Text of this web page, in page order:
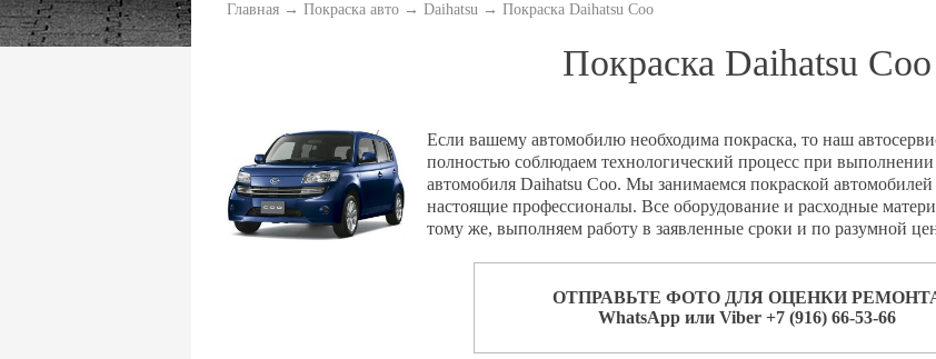
Главная → Покраска авто → Daihatsu → Покраска Daihatsu Coo
Покраска Daihatsu Coo
Если вашему автомобилю необходима покраска, то наш
полностью соблюдаем технологический процесс при
автомобиля Daihatsu Coo. Мы занимаемся покраской автомобилей
настоящие профессионалы. Все оборудование и расходные
тому же, выполняем работу в заявленные сроки и по разумной
ОТПРАВЬТЕ ФОТО ДЛЯ ОЦЕНКИ
WhatsApp или Viber +7 (916) 66-53-66